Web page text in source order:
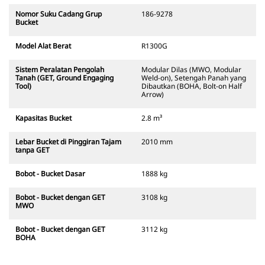
Nomor Suku Cadang Grup
Bucket
186-9278
Model Alat Berat R1300G
Sistem Peralatan Pengolah
Tanah (GET, Ground Engaging
Tool)
Modular Dilas (MWO, Modular
Weld-on), Setengah Panah yang
Dibautkan (BOHA, Bolt-on Half
Arrow)
Kapasitas Bucket 2.8 m³
Lebar Bucket di Pinggiran Tajam
tanpa GET
2010 mm
Bobot - Bucket Dasar 1888 kg
Bobot - Bucket dengan GET
MWO
3108 kg
Bobot - Bucket dengan GET
BOHA
3112 kg